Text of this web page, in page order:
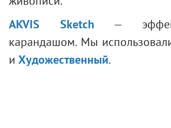
Обои "Книжная полка"
Эффект объемной мозаики
Капля росы
Многослойный текст
AKVIS Sketch —
карандашом. Мы
и Художественный.